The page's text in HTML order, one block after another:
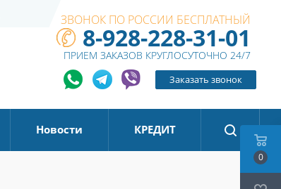
ЗВОНОК ПО РОССИИ БЕСПЛАТНЫЙ
8-928-228-31-01
ПРИЕМ ЗАКАЗОВ КРУГЛОСУТОЧНО 24/7
Заказать звонок
Новости КРЕДИТ
0